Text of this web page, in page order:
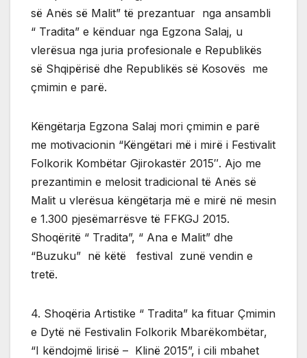
së Anës së Malit” të prezantuar nga ansambli
“ Tradita” e kënduar nga Egzona Salaj, u
vlerësua nga juria profesionale e Republikës
së Shqipërisë dhe Republikës së Kosovës me
çmimin e parë.
Këngëtarja Egzona Salaj mori çmimin e parë
me motivacionin “Këngëtari më i mirë i Festivalit
Folkorik Kombëtar Gjirokastër 2015″. Ajo me
prezantimin e melosit tradicional të Anës së
Malit u vlerësua këngëtarja më e mirë në mesin
e 1.300 pjesëmarrësve të FFKGJ 2015.
Shoqëritë “ Tradita”, “ Ana e Malit” dhe
“Buzuku” në këtë festival zunë vendin e
tretë.
4. Shoqëria Artistike “ Tradita” ka fituar Çmimin
e Dytë në Festivalin Folkorik Mbarëkombëtar,
“I këndojmë lirisë – Klinë 2015”, i cili mbahet